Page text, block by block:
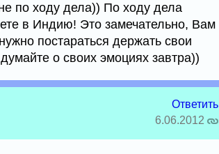
по ходу дела)) По ходу дела
в Индию! Это замечательно, Вам
постараться держать свои
о своих эмоциях завтра))
Ответить
6.06.2012